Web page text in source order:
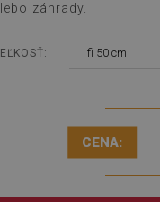
záhrady.
fi 50 cm
CENA: